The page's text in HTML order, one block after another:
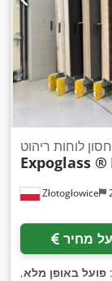
Złotogłowice
לוחות ריהוט
Expoglass ®
מחיר
פועל באופן מלא,